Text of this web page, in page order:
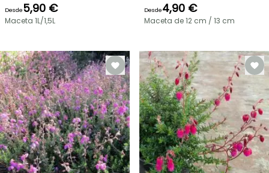
Desde5,90 €
Maceta 1L/1,5L
Desde4,90 €
Maceta de 12 cm / 13 cm